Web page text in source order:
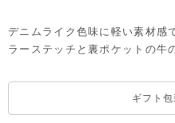
デニムライク色味に軽い素材感
ラーステッチと裏ポケットの牛
ギフト